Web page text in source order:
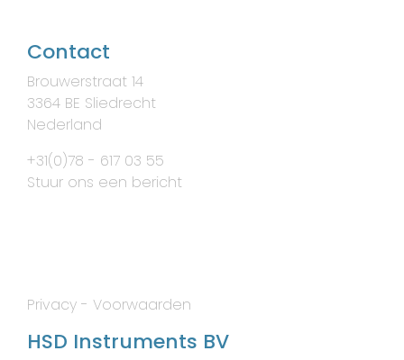
Contact
Brouwerstraat 14
3364 BE Sliedrecht
Nederland
+31(0)78 - 617 03 55
Stuur ons een bericht
Privacy - Voorwaarden
HSD Instruments BV